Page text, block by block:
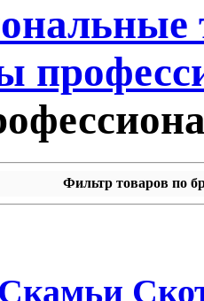
Фильтр товаров по
Скамьи